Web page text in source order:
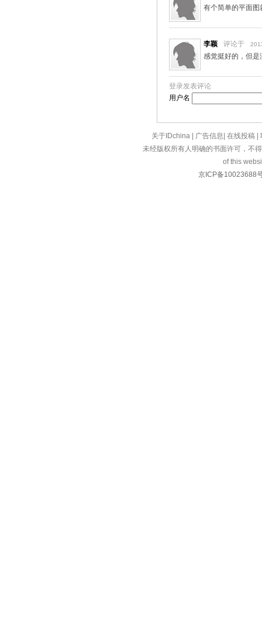
有个简单的平面图
李颖 评论于
感觉挺好的，但是
登录发表评论
用户名
关于IDchina 广告信息 在线投稿
未经版权所有人明确的书面许可，不
of this
京ICP备10023688